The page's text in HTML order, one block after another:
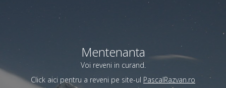
Mentenanta
Voi reveni in curand.
Click aici pentru a reveni pe site-ul PascalRazvan.ro